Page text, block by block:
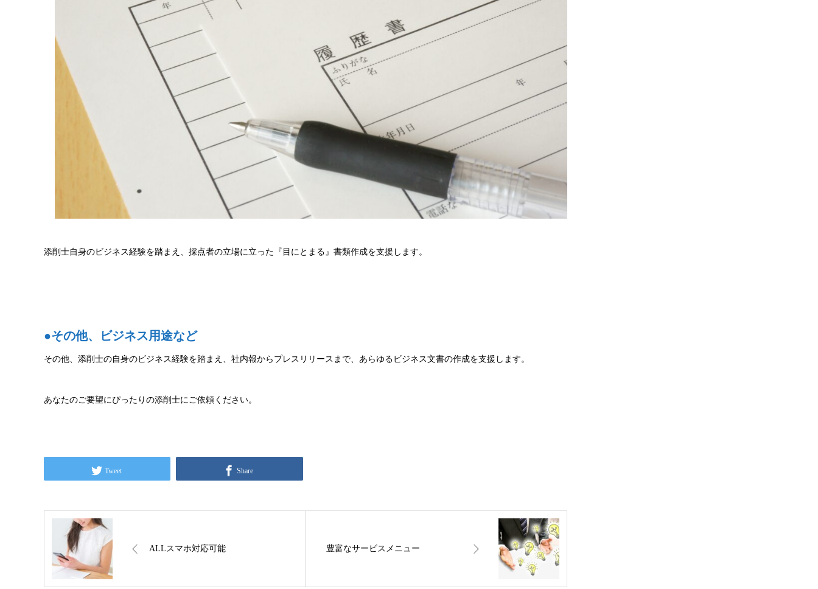
添削士自身のビジネス経験を踏まえ、採点者の立場に立った『目にとまる』書類作成を支援します。
●その他、ビジネス用途など
その他、添削士の自身のビジネス経験を踏まえ、社内報からプレスリリースまで、あらゆるビジネス文書の作成を支援します。
あなたのご要望にぴったりの添削士にご依頼ください。
Tweet Share
ALLスマホ対応可能 豊富なサービスメニュー